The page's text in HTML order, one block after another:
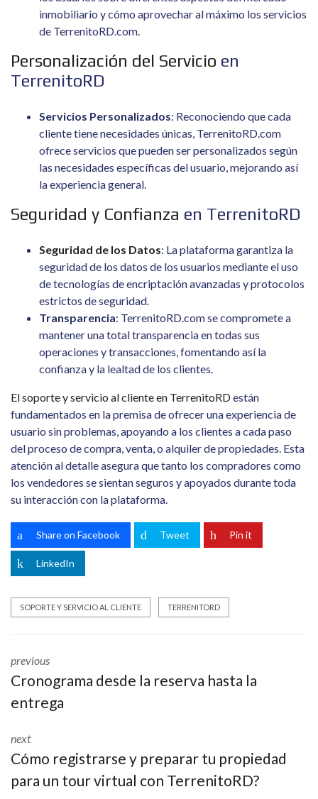
inmobiliario y cómo aprovechar al máximo los servicios
de TerrenitoRD.com.
Personalización del Servicio en
TerrenitoRD
Servicios Personalizados: Reconociendo que cada
cliente tiene necesidades únicas, TerrenitoRD.com
ofrece servicios que pueden ser personalizados según
las necesidades específicas del usuario, mejorando así
la experiencia general.
Seguridad y Confianza en TerrenitoRD
Seguridad de los Datos: La plataforma garantiza la
seguridad de los datos de los usuarios mediante el uso
de tecnologías de encriptación avanzadas y protocolos
estrictos de seguridad.
Transparencia: TerrenitoRD.com se compromete a
mantener una total transparencia en todas sus
operaciones y transacciones, fomentando así la
confianza y la lealtad de los clientes.
El soporte y servicio al cliente en TerrenitoRDestán
fundamentados en la premisa de ofrecer una experiencia de
usuario sin problemas, apoyando a los clientes a cada paso
del proceso de compra, venta, o alquiler de propiedades. Esta
atención al detalle asegura que tanto los compradores como
los vendedores se sientan seguros y apoyados durante toda
su interacción con la plataforma.
Share on Facebook Tweet Pin it
LinkedIn
SOPORTE Y SERVICIO AL CLIENTE TERRENITORD
previous
Cronograma desde la reserva hasta la
entrega
next
Cómo registrarse y preparar tu propiedad
para un tour virtual con TerrenitoRD?